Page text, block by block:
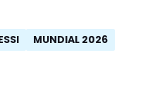
MUNDIAL 2026